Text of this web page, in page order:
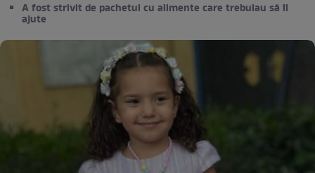
A fost strivit de pachetul cu alimente care trebuiau să îl
ajute